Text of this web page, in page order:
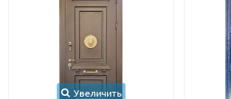
Увеличить